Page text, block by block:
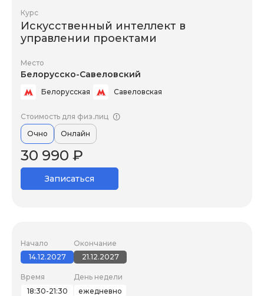
Курс
Искусственный интеллект в
управлении проектами
Место
Белорусско-Савеловский
Белорусская Савеловская
Стоимость для физ.лиц
Очно
Онлайн
30 990 ₽
Записаться
Начало
14.12.2027
Окончание
21.12.2027
Время
18:30-21:30
День недели
ежедневно